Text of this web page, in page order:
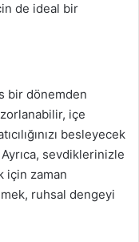
de ideal bir
bir dönemden
içe
besleyecek
sevdiklerinizle
için zaman
ruhsal dengeyi